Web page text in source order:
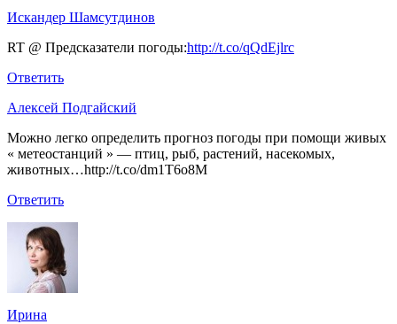
Искандер Шамсутдинов
RT @ Предсказатели погоды:http://t.co/qQdEjlrc
Ответить
Алексей Подгайский
Можно легко определить прогноз погоды при помощи живых
« метеостанций » — птиц, рыб, растений, насекомых,
животных…http://t.co/dm1T6o8M
Ответить
Ирина